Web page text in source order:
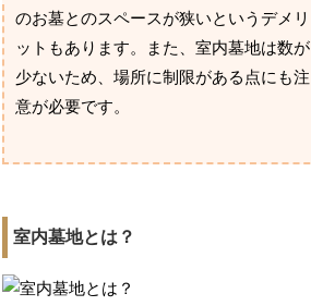
のお墓とのスペースが狭いというデメリ
ットもあります。また、室内墓地は数が
少ないため、場所に制限がある点にも注
意が必要です。
室内墓地とは？